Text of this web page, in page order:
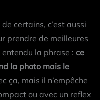
certains, c’est aussi
prendre de meilleures
entendu la phrase : ce
la photo mais le
ça, mais il n’empêche
ou avec un reflex